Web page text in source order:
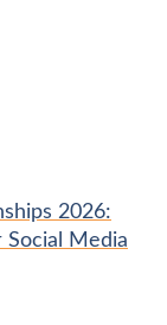
2026:
Media